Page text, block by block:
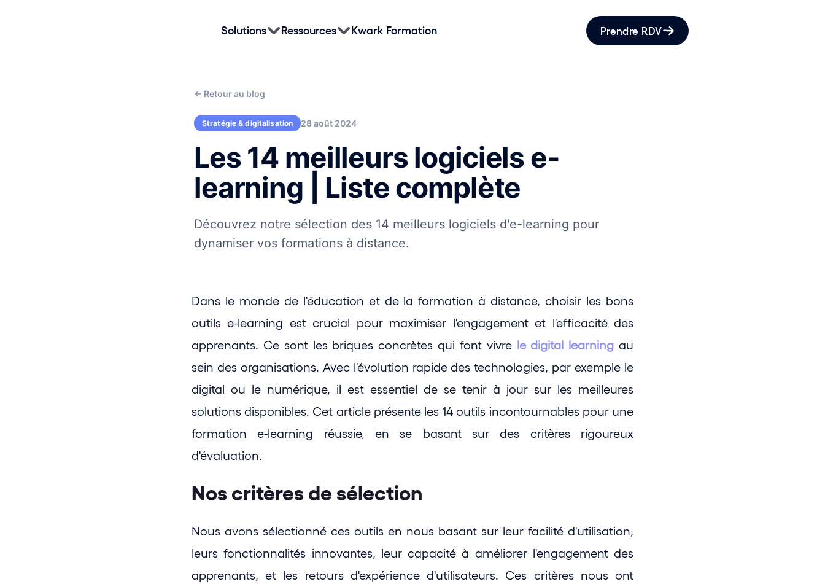
Solutions Ressources Kwark Formation Prendre RDV
← Retour au blog
Stratégie & digitalisation 28 août 2024
Les 14 meilleurs logiciels e-
learning | Liste complète
Découvrez notre sélection des 14 meilleurs logiciels d'e-learning pour
dynamiser vos formations à distance.
Dans le monde de l'éducation et de la formation à distance, choisir les bons
outils e-learning est crucial pour maximiser l'engagement et l'efficacité des
apprenants. Ce sont les briques concrètes qui font vivre le digital learning au
sein des organisations. Avec l'évolution rapide des technologies, par exemple le
digital ou le numérique, il est essentiel de se tenir à jour sur les meilleures
solutions disponibles. Cet article présente les 14 outils incontournables pour une
formation e-learning réussie, en se basant sur des critères rigoureux
d'évaluation.
Nos critères de sélection
Nous avons sélectionné ces outils en nous basant sur leur facilité d'utilisation,
leurs fonctionnalités innovantes, leur capacité à améliorer l'engagement des
apprenants, et les retours d'expérience d'utilisateurs. Ces critères nous ont